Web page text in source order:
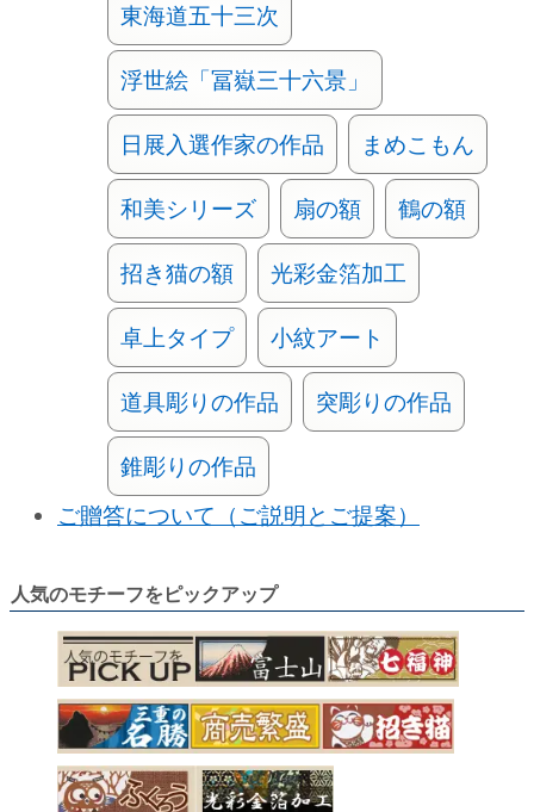
東海道五十三次
浮世絵「冨嶽三十六景」
日展入選作家の作品 まめこもん
和美シリーズ 扇の額 鶴の額
招き猫の額 光彩金箔加工
卓上タイプ 小紋アート
道具彫りの作品 突彫りの作品
錐彫りの作品
ご贈答について（ご説明とご提案）
人気のモチーフをピックアップ